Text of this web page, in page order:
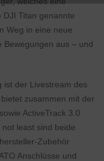
Titan genannte
Weg in eine neue
Bewegungen aus – und
ist der Livestream des
zusammen mit der
ActiveTrack 3.0
least sind beide
Zubehör
Anschlüsse und